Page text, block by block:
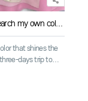
A journey to search my own color in Seoul
that shines the
days trip to
Travel Agency will